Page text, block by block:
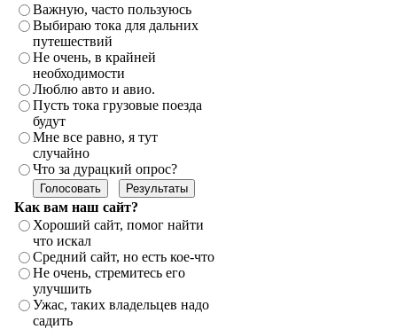
Важную, часто пользуюсь
Выбираю тока для дальних
путешествий
Не очень, в крайней
необходимости
Люблю авто и авио.
Пусть тока грузовые поезда
будут
Мне все равно, я тут
случайно
Что за дурацкий опрос?
Как вам наш сайт?
Хороший сайт, помог найти
что искал
Средний сайт, но есть кое-что
Не очень, стремитесь его
улучшить
Ужас, таких владельцев надо
садить